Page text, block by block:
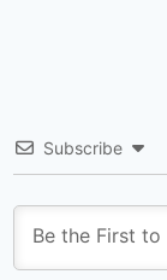
Subscribe